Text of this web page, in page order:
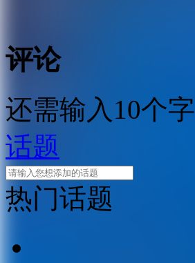
评论
还需输入10个字
话题
热门话题